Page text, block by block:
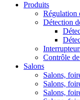
Produits
Régulation
Détection
Contrôle
Salons
Salons,
Salons,
Salons,